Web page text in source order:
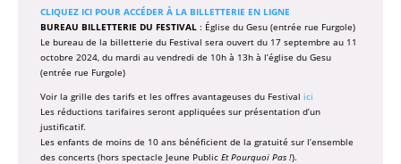
CLIQUEZ ICI POUR ACCÉDER À LA BILLETTERIE EN LIGNE
BUREAU BILLETTERIE DU FESTIVAL : Église du Gesu (entrée rue Furgole)
Le bureau de la billetterie du Festival sera ouvert du 17 septembre au 11
octobre 2024, du mardi au vendredi de 10h à 13h à l’église du Gesu
(entrée rue Furgole)
Voir la grille des tarifs et les offres avantageuses du Festival ici
Les réductions tarifaires seront appliquées sur présentation d’un
justificatif.
Les enfants de moins de 10 ans bénéficient de la gratuité sur l’ensemble
des concerts (hors spectacle Jeune Public Et Pourquoi Pas !).